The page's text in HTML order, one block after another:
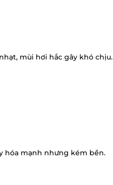
mùi hơi hắc gây khó chịu.
hóa mạnh nhưng kém bền.